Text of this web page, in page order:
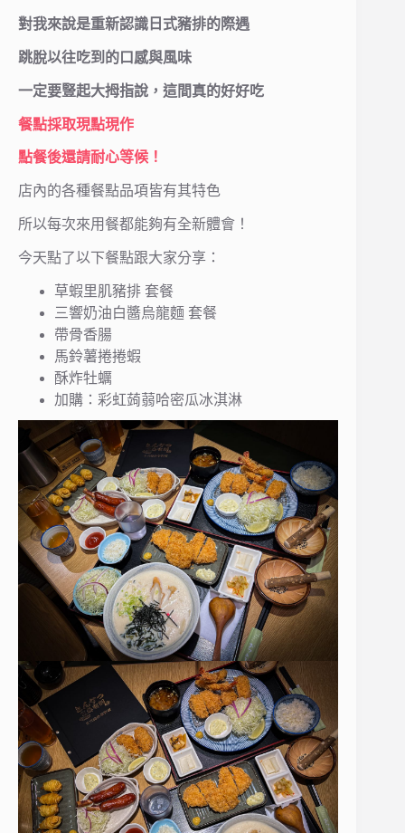
對我來說是重新認識日式豬排的際遇
跳脫以往吃到的口感與風味
一定要豎起大拇指說，這間真的好好吃
餐點採取現點現作
點餐後還請耐心等候！
店內的各種餐點品項皆有其特色
所以每次來用餐都能夠有全新體會！
今天點了以下餐點跟大家分享：
草蝦里肌豬排 套餐
三響奶油白醬烏龍麵 套餐
帶骨香腸
馬鈴薯捲捲蝦
酥炸牡蠣
加購：彩虹蒟蒻哈密瓜冰淇淋